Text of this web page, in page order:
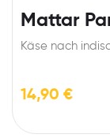
Mattar
Käse nach
14,90 €